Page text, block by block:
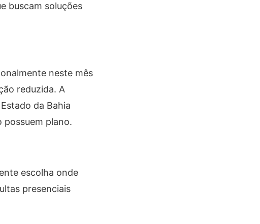
buscam soluções
neste mês
reduzida. A
da Bahia
possuem plano.
escolha onde
presenciais